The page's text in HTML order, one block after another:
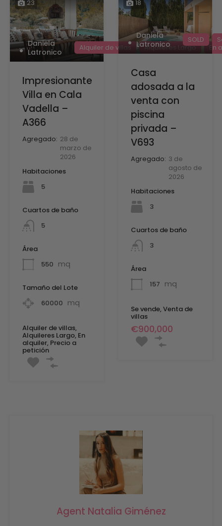
23
Daniela
Latronico
Alquiler de villas Alquileres Largo En
Impresionante
Villa en Cala
Vadella –
A366
Agregado: 28 de
marzo de
2026
Habitaciones
5
Cuartos de baño
5
Área
550 mq
Tamaño del Lote
60000 mq
Alquiler de villas,
Alquileres Largo, En
alquiler, Precio a
petición
18
Daniela
Latronico
SOLD
Casa
adosada a la
venta con
piscina
privada –
V693
Agregado: 3 de
agosto de
2026
Habitaciones
3
Cuartos de baño
3
Área
157 mq
Se vende, Venta de
villas
€900,000
Agent Natalia Giménez